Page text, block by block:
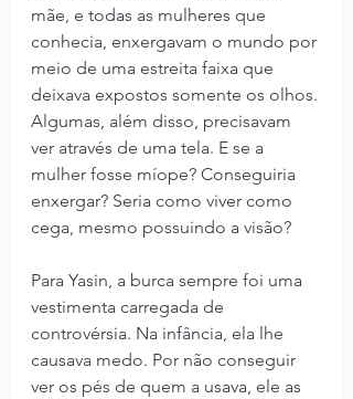
mãe, e todas as mulheres que
conhecia, enxergavam o mundo por
meio de uma estreita faixa que
deixava expostos somente os olhos.
Algumas, além disso, precisavam
ver através de uma tela. E se a
mulher fosse míope? Conseguiria
enxergar? Seria como viver como
cega, mesmo possuindo a visão?
Para Yasin, a burca sempre foi uma
vestimenta carregada de
controvérsia. Na infância, ela lhe
causava medo. Por não conseguir
ver os pés de quem a usava, ele as